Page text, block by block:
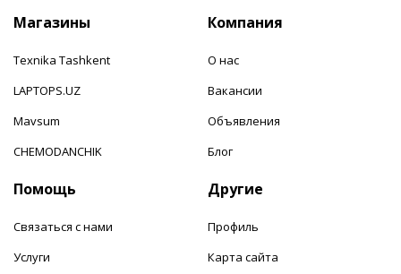
Магазины
Texnika Tashkent
LAPTOPS.UZ
Mavsum
CHEMODANCHIK
Компания
О нас
Вакансии
Объявления
Блог
Помощь
Связаться с нами
Услуги
Другие
Профиль
Карта сайта